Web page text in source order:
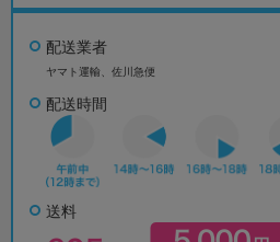
配送業者
ヤマト運輸、佐川急便
配送時間
送料